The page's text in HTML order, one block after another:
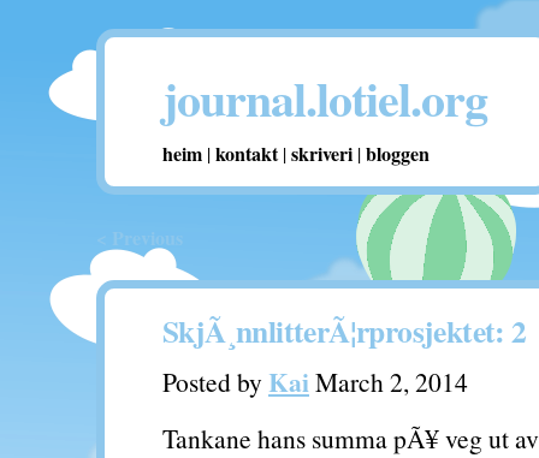
journal.lotiel.org
heim |kontakt|skriveri |bloggen
SkjÃ¸nnlitterÃ¦rprosjektet: 2
Posted by KaiMarch 2, 2014
Tankane hans summa pÃ¥ veg ut